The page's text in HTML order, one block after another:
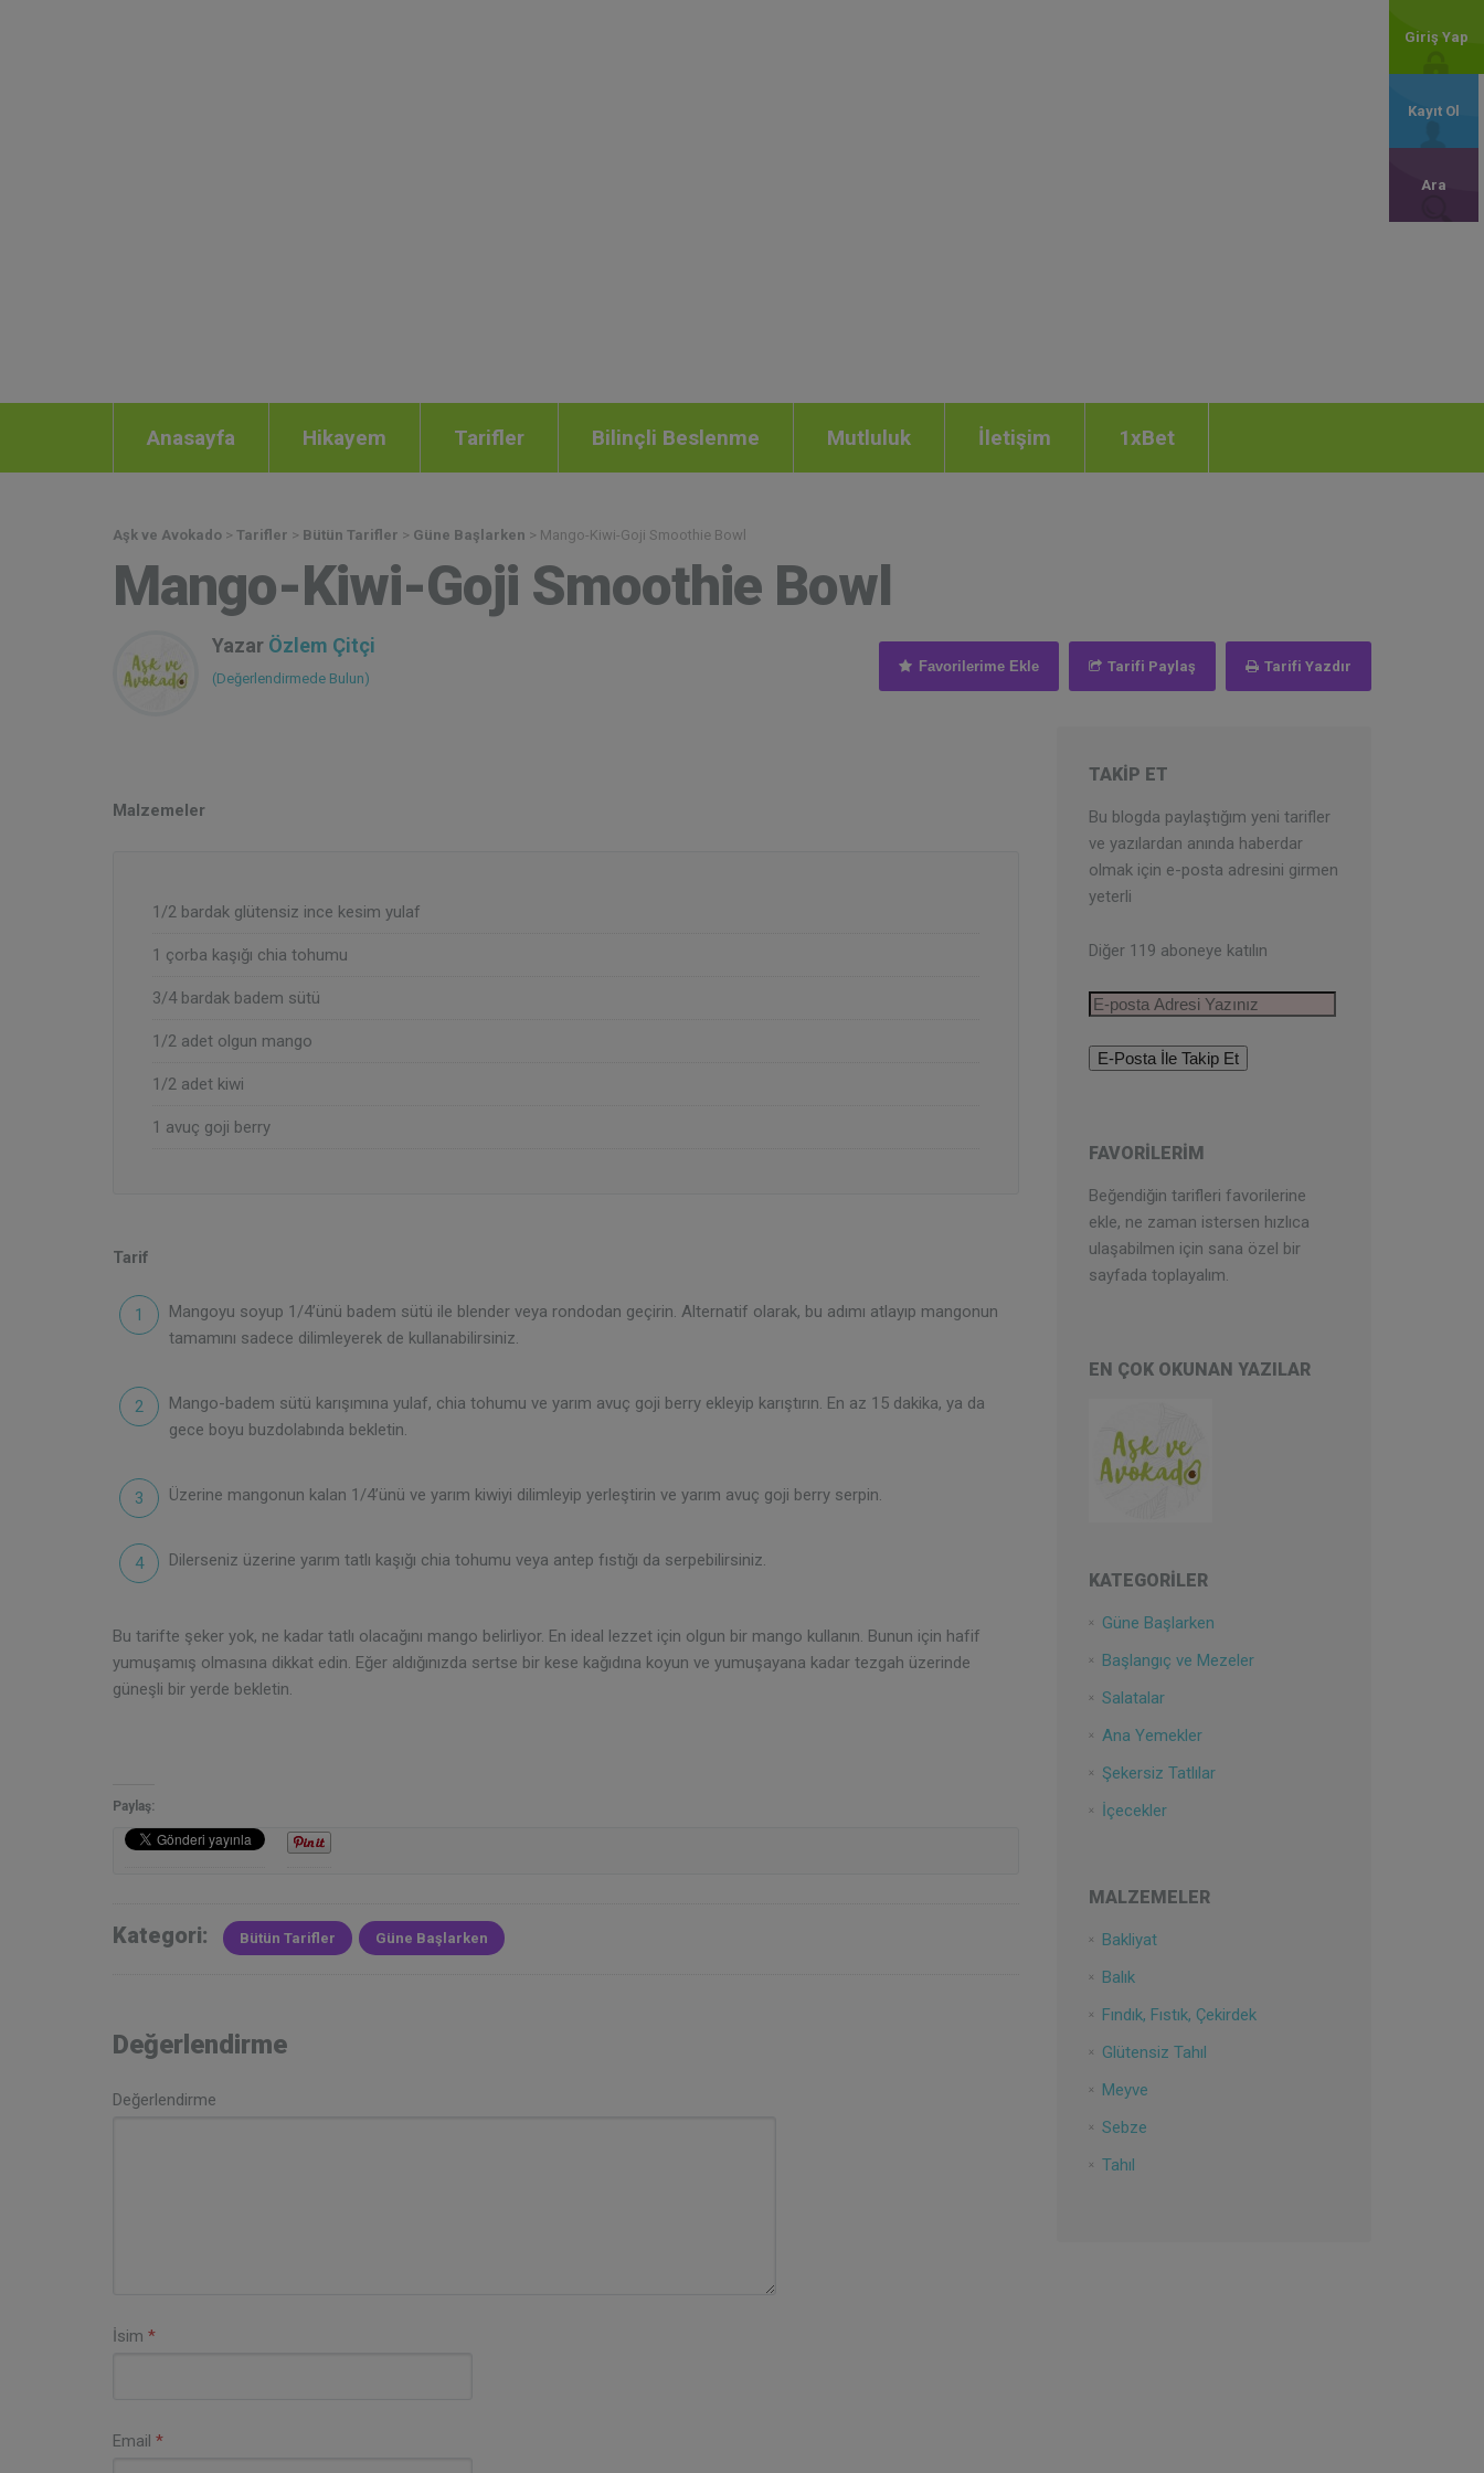
Anasayfa Hikayem Tarifler Bilinçli Beslenme Mutluluk İletişim 1xBet
Giriş Yap
Kayıt Ol
Ara
Aşk ve Avokado > Tarifler > Bütün Tarifler > Güne Başlarken > Mango-Kiwi-Goji Smoothie Bowl
Mango-Kiwi-Goji Smoothie Bowl
Yazar Özlem Çitçi
(Değerlendirmede Bulun)
Favorilerime Ekle Tarifi Paylaş Tarifi Yazdır
Malzemeler
1/2 bardak glütensiz ince kesim yulaf
1 çorba kaşığı chia tohumu
3/4 bardak badem sütü
1/2 adet olgun mango
1/2 adet kiwi
1 avuç goji berry
Tarif
Mangoyu soyup 1/4’ünü badem sütü ile blender veya rondodan geçirin. Alternatif olarak, bu adımı atlayıp mangonun
tamamını sadece dilimleyerek de kullanabilirsiniz.
Mango-badem sütü karışımına yulaf, chia tohumu ve yarım avuç goji berry ekleyip karıştırın. En az 15 dakika, ya da
gece boyu buzdolabında bekletin.
Üzerine mangonun kalan 1/4’ünü ve yarım kiwiyi dilimleyip yerleştirin ve yarım avuç goji berry serpin.
Dilerseniz üzerine yarım tatlı kaşığı chia tohumu veya antep fıstığı da serpebilirsiniz.
Bu tarifte şeker yok, ne kadar tatlı olacağını mango belirliyor. En ideal lezzet için olgun bir mango kullanın. Bunun için hafif
yumuşamış olmasına dikkat edin. Eğer aldığınızda sertse bir kese kağıdına koyun ve yumuşayana kadar tezgah üzerinde
güneşli bir yerde bekletin.
Paylaş:
Kategori: Bütün Tarifler Güne Başlarken
Değerlendirme
Değerlendirme
İsim *
Email *
TAKIP ET
Bu blogda paylaştığım yeni tarifler
ve yazılardan anında haberdar
olmak için e-posta adresini girmen
yeterli
Diğer 119 aboneye katılın
E-
Adresi
FAVORILERIM
Beğendiğin tarifleri favorilerine
ekle, ne zaman istersen hızlıca
ulaşabilmen için sana özel bir
sayfada toplayalım.
EN ÇOK OKUNAN YAZILAR
KATEGORILER
Güne Başlarken
Başlangıç ve Mezeler
Salatalar
Ana Yemekler
Şekersiz Tatlılar
İçecekler
MALZEMELER
Bakliyat
Balık
Fındık, Fıstık, Çekirdek
Glütensiz Tahıl
Meyve
Sebze
Tahıl